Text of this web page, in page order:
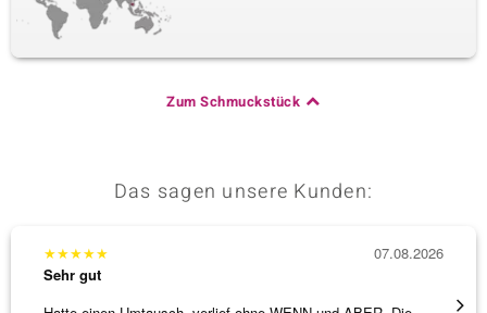
Zum Schmuckstück
Das sagen unsere Kunden:
★★★★★
Sehr gut
07.08.2026